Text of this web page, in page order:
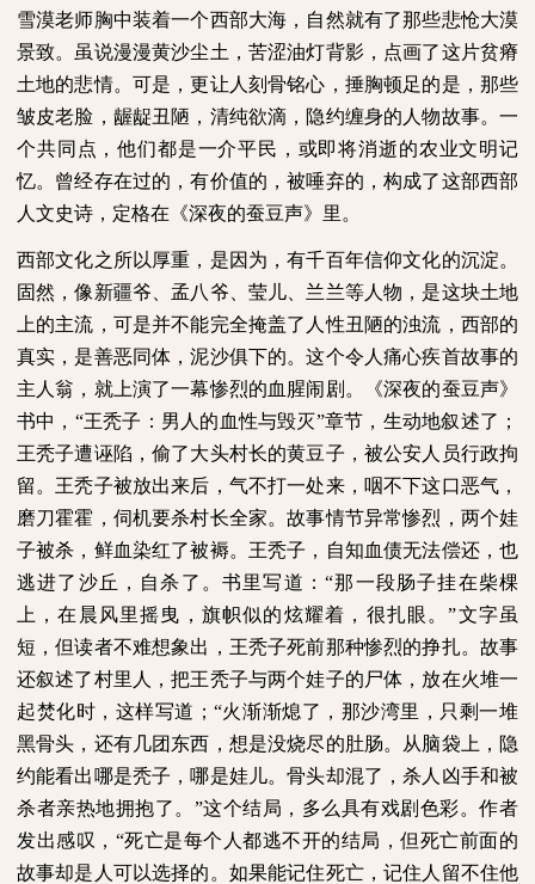
雪漠老师胸中装着一个西部大海，自然就有了那些悲怆大漠
景致。虽说漫漫黄沙尘土，苦涩油灯背影，点画了这片贫瘠
土地的悲情。可是，更让人刻骨铭心，捶胸顿足的是，那些
皱皮老脸，龌龊丑陋，清纯欲滴，隐约缠身的人物故事。一
个共同点，他们都是一介平民，或即将消逝的农业文明记
忆。曾经存在过的，有价值的，被唾弃的，构成了这部西部
人文史诗，定格在《深夜的蚕豆声》里。
西部文化之所以厚重，是因为，有千百年信仰文化的沉淀。
固然，像新疆爷、孟八爷、莹儿、兰兰等人物，是这块土地
上的主流，可是并不能完全掩盖了人性丑陋的浊流，西部的
真实，是善恶同体，泥沙俱下的。这个令人痛心疾首故事的
主人翁，就上演了一幕惨烈的血腥闹剧。《深夜的蚕豆声》
书中，“王秃子：男人的血性与毁灭”章节，生动地叙述了；
王秃子遭诬陷，偷了大头村长的黄豆子，被公安人员行政拘
留。王秃子被放出来后，气不打一处来，咽不下这口恶气，
磨刀霍霍，伺机要杀村长全家。故事情节异常惨烈，两个娃
子被杀，鲜血染红了被褥。王秃子，自知血债无法偿还，也
逃进了沙丘，自杀了。书里写道：“那一段肠子挂在柴棵
上，在晨风里摇曳，旗帜似的炫耀着，很扎眼。”文字虽
短，但读者不难想象出，王秃子死前那种惨烈的挣扎。故事
还叙述了村里人，把王秃子与两个娃子的尸体，放在火堆一
起焚化时，这样写道；“火渐渐熄了，那沙湾里，只剩一堆
黑骨头，还有几团东西，想是没烧尽的肚肠。从脑袋上，隐
约能看出哪是秃子，哪是娃儿。骨头却混了，杀人凶手和被
杀者亲热地拥抱了。”这个结局，多么具有戏剧色彩。作者
发出感叹，“死亡是每个人都逃不开的结局，但死亡前面的
故事却是人可以选择的。如果能记住死亡，记住人留不住他